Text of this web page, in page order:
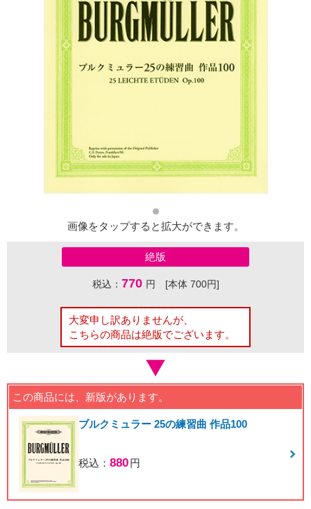
画像をタップすると拡大ができます。
絶版
税込： 770 円 [本体 700円]
大変申し訳ありませんが、
こちらの商品は絶版でございます。
この商品には、新版があります。
ブルクミュラー 25の練習曲 作品100
税込： 880円